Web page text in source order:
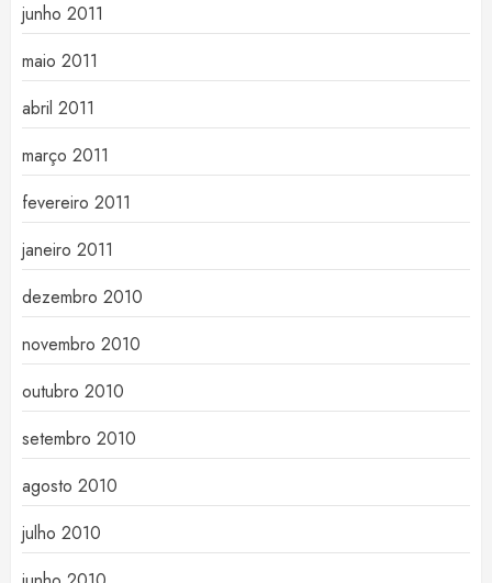
junho 2011
maio 2011
abril 2011
março 2011
fevereiro 2011
janeiro 2011
dezembro 2010
novembro 2010
outubro 2010
setembro 2010
agosto 2010
julho 2010